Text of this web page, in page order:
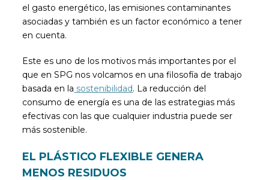
el gasto energético, las emisiones contaminantes
asociadas y también es un factor económico a tener
en cuenta.
Este es uno de los motivos más importantes por el
que en SPG nos volcamos en una filosofía de trabajo
basada en la sostenibilidad. La reducción del
consumo de energía es una de las estrategias más
efectivas con las que cualquier industria puede ser
más sostenible.
EL PLÁSTICO FLEXIBLE GENERA
MENOS RESIDUOS